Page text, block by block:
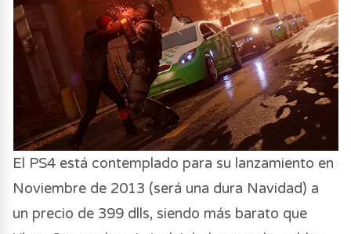
El PS4 está contemplado para su lanzamiento en
Noviembre de 2013 (será una dura Navidad) a
un precio de 399 dlls, siendo más barato que